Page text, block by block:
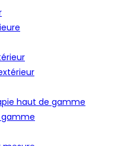
haut de gamme
gamme